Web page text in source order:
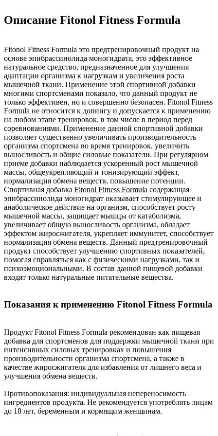
Описание Fitonol Fitness Formula
Fitonol Fitness Formula это предтренировочный продукт на
основе эпибрассинолида моногидрата, это эффективное
натуральное средство, предназначенное для улучшения
адаптации организма к нагрузкам и увеличения роста
мышечной ткани. Применение этой спортивной добавки
многими спортсменами показало, что данный продукт не
только эффективен, но и совершенно безопасен. Fitonol Fitness
Formula не относится к допингу и допускается к применению
на любом этапе тренировок, в том числе в период перед
соревнованиями. Применение данной спортивной добавки
позволяет существенно увеличивать производительность
организма спортсмена во время тренировок, увеличить
выносливость и общие силовые показатели. При регулярном
приеме добавки наблюдается ускоренный рост мышечной
массы, общеукрепляющий и тонизирующий эффект,
нормализация обмена веществ, повышение потенции.
Спортивная добавка Fitonol Fitness Formula содержащая
эпибрассинолида моногидрат оказывает стимулирующее и
анаболическое действие на организм, способствует росту
мышечной массы, защищает мышцы от катаболизма,
увеличивает общую выносливость организма, обладает
эффектом жиросжигателя, укрепляет иммунитет, способствует
нормализация обмена веществ. Данный предтренировочный
продукт способствует улучшению спортивных показателей,
помогая справляться как с физическими нагрузками, так и
психоэмоциональными. В состав данной пищевой добавки
входят только натуральные питательные вещества.
Показания к применению Fitonol Fitness Formula
Продукт Fitonol Fitness Formula рекомендован как пищевая
добавка для спортсменов для поддержки мышечной ткани при
интенсивных силовых тренировках и повышения
производительности организма спортсмена, а также в
качестве жиросжигателя для избавления от лишнего веса и
улучшения обмена веществ.
Противопоказания: индивидуальная непереносимость
ингредиентов продукта. Не рекомендуется употреблять лицам
до 18 лет, беременным и кормящим женщинам.